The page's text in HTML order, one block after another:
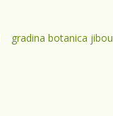
gradina botanica jibou